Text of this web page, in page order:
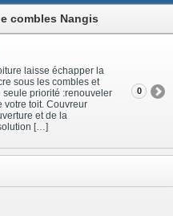
combles Nangis
laisse échapper la
sous les combles et
seule priorité :renouveler
votre toit. Couvreur
et de la
[…]
0